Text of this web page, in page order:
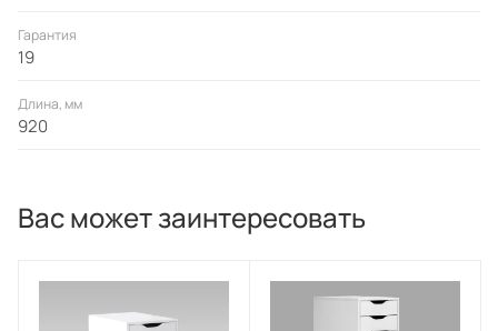
Гарантия
19
Длина, мм
920
Вас может заинтересовать